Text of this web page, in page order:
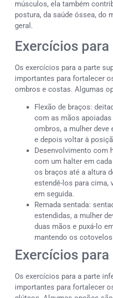
músculos, ela também
postura, da saúde óssea, do
geral.
Exercícios
Os exercícios para a parte
importantes para fortalecer
ombros e costas. Algumas
Flexão de braços:
com as mãos
ombros, a mulher deve
e depois voltar à
Desenvolvimento com
com um halter em
os braços até a altura
estendê-los para cima,
em seguida.
Remada sentada:
estendidas, a mulher
duas mãos e puxá-lo
mantendo os
Exercícios
Os exercícios para a parte
importantes para fortalecer